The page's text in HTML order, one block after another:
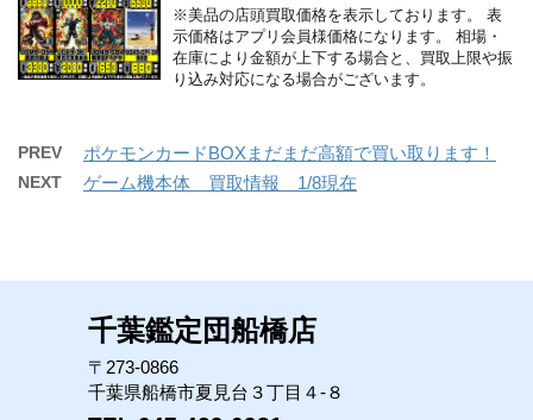
※美品の店頭買取価格を表示しております。 表
示価格はアプリ会員様価格になります。 相場・
在庫により金額が上下する場合と、買取上限や振
り込み対応になる場合がございます。
PREV ポケモンカードBOXまだまだ高額で買い取ります！
NEXT ゲーム機本体 買取情報 1/8現在
千葉鑑定団船橋店
〒273-0866
千葉県船橋市夏見台３丁目４-８